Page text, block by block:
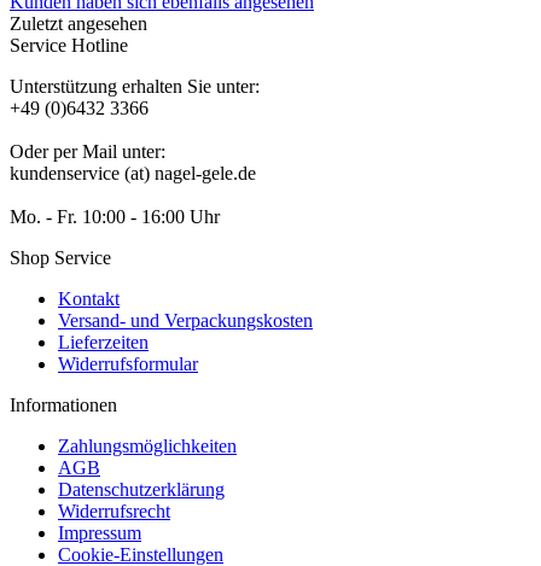
Zuletzt angesehen
Service Hotline
Unterstützung erhalten Sie unter:
+49 (0)6432 3366
Oder per Mail unter:
kundenservice (at) nagel-gele.de
Mo. - Fr. 10:00 - 16:00 Uhr
Shop Service
Kontakt
Versand- und Verpackungskosten
Lieferzeiten
Widerrufsformular
Informationen
Zahlungsmöglichkeiten
AGB
Datenschutzerklärung
Widerrufsrecht
Impressum
Cookie-Einstellungen